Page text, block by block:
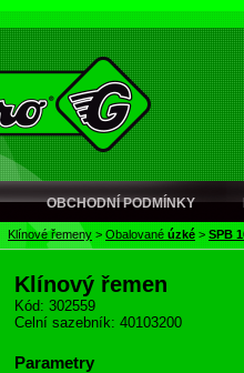
OBCHODNÍ PODMÍNKY
Klínové řemeny > Obalované úzké > SPB
Klínový řemen
Kód: 302559
Celní sazebník: 40103200
Parametry